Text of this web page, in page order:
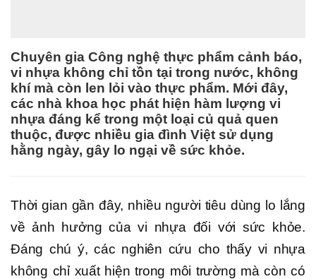
Chuyên gia Công nghệ thực phẩm cảnh báo,
vi nhựa không chỉ tồn tại trong nước, không
khí mà còn len lỏi vào thực phẩm. Mới đây,
các nhà khoa học phát hiện hàm lượng vi
nhựa đáng kể trong một loại củ quả quen
thuộc, được nhiều gia đình Việt sử dụng
hằng ngày, gây lo ngại về sức khỏe.
Thời gian gần đây, nhiều người tiêu dùng lo lắng
về ảnh hưởng của vi nhựa đối với sức khỏe.
Đáng chú ý, các nghiên cứu cho thấy vi nhựa
không chỉ xuất hiện trong môi trường mà còn có